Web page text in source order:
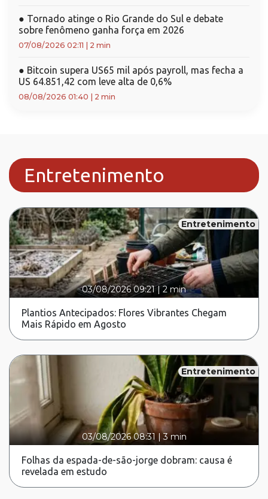
● Tornado atinge o Rio Grande do Sul e debate
sobre fenômeno ganha força em 2026
07/08/2026 02:11 2 min
● Bitcoin supera US65 mil após payroll, mas fecha a
US 64.851,42 com leve alta de 0,6%
08/08/2026 01:40 2 min
Entretenimento
Entretenimento
03/08/2026 09:21|2 min
Plantios Antecipados: Flores Vibrantes Chegam
Mais Rápido em Agosto
Entretenimento
03/08/2026 08:31 |3 min
Folhas da espada-de-são-jorge dobram: causa é
revelada em estudo